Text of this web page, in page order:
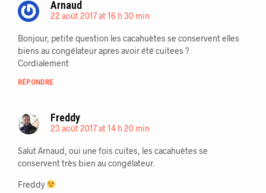
Arnaud
22 août 2017 at 16 h 30 min
Bonjour, petite question les cacahuètes se conservent elles
biens au congélateur apres avoir été cuitees ?
Cordialement
RÉPONDRE
Freddy
23 août 2017 at 14 h 20 min
Salut Arnaud, oui une fois cuites, les cacahuètes se
conservent très bien au congélateur.
Freddy